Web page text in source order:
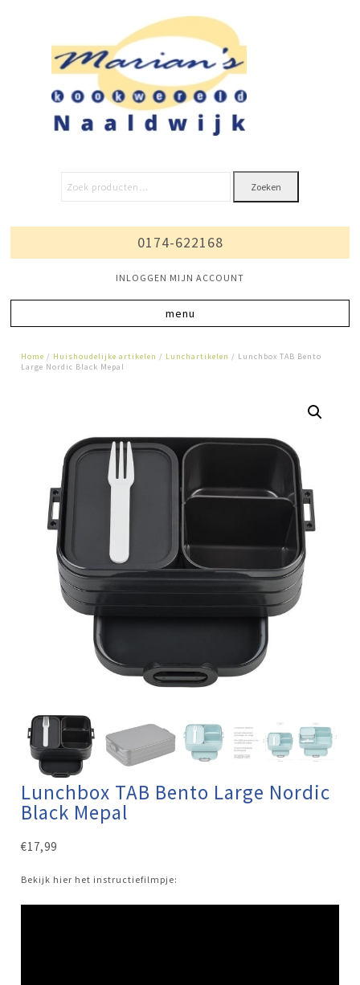
Zoeken
0174-622168
INLOGGEN MIJN ACCOUNT
Home / Huishoudelijke artikelen / Lunchartikelen / Lunchbox TAB Bento
Large Nordic Black Mepal
Lunchbox TAB Bento Large Nordic
Black Mepal
€17,99
Bekijk hier het instructiefilmpje: